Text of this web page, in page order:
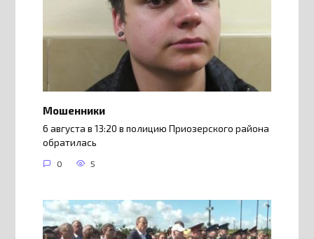
Мошенники
6 августа в 13:20 в полицию Приозерского района
обратилась
0 5